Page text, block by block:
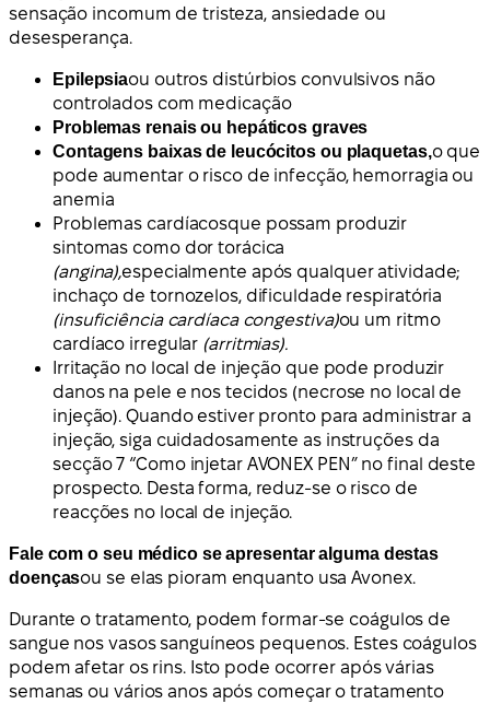
sensação incomum de tristeza, ansiedade ou
desesperança.
Epilepsiaou outros distúrbios convulsivos não
controlados com medicação
Problemas renais ou hepáticos graves
Contagens baixas de leucócitos ou plaquetas,o que
pode aumentar o risco de infecção, hemorragia ou
anemia
Problemas cardíacosque possam produzir
sintomas como dor torácica
(angina),especialmente após qualquer atividade;
inchaço de tornozelos, dificuldade respiratória
(insuficiência cardíaca congestiva)ou um ritmo
cardíaco irregular (arritmias).
Irritação no local de injeção que pode produzir
danos na pele e nos tecidos (necrose no local de
injeção). Quando estiver pronto para administrar a
injeção, siga cuidadosamente as instruções da
secção 7 “Como injetar AVONEX PEN” no final deste
prospecto. Desta forma, reduz-se o risco de
reacções no local de injeção.
Fale com o seu médico se apresentar alguma destas
doençasou se elas pioram enquanto usa Avonex.
Durante o tratamento, podem formar-se coágulos de
sangue nos vasos sanguíneos pequenos. Estes coágulos
podem afetar os rins. Isto pode ocorrer após várias
semanas ou vários anos após começar o tratamento